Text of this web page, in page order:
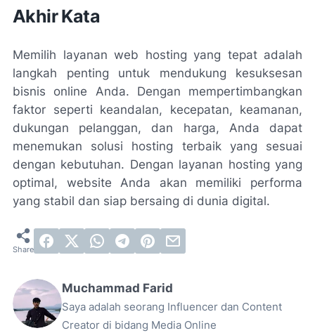
Akhir Kata
Memilih layanan web hosting yang tepat adalah
langkah penting untuk mendukung kesuksesan
bisnis online Anda. Dengan mempertimbangkan
faktor seperti keandalan, kecepatan, keamanan,
dukungan pelanggan, dan harga, Anda dapat
menemukan solusi hosting terbaik yang sesuai
dengan kebutuhan. Dengan layanan hosting yang
optimal, website Anda akan memiliki performa
yang stabil dan siap bersaing di dunia digital.
Muchammad Farid
Saya adalah seorang Influencer dan Content
Creator di bidang Media Online